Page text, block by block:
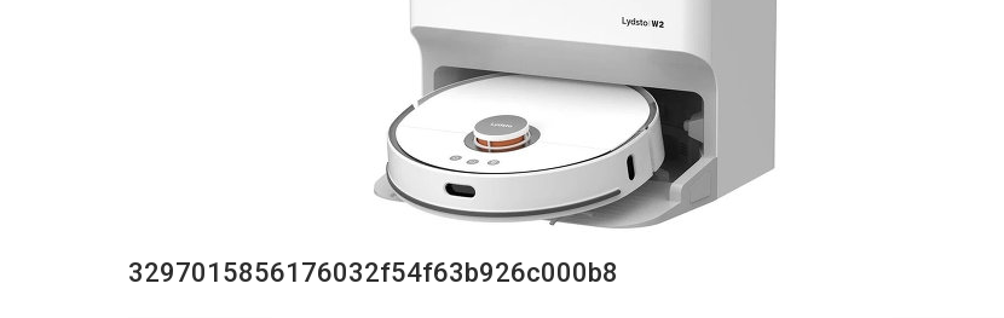
3297015856176032f54f63b926c000b8